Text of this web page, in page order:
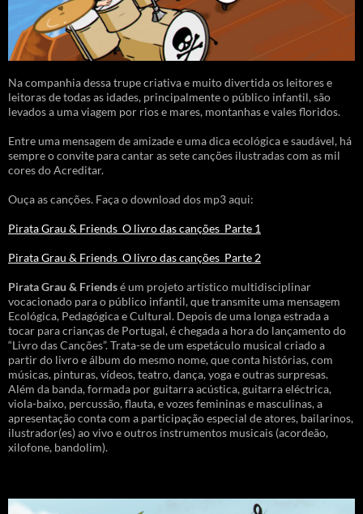
Na companhia dessa trupe criativa e muito divertida os leitores e
leitoras de todas as idades, principalmente o público infantil, são
levados a uma viagem por rios e mares, montanhas e vales floridos.
Entre uma mensagem de amizade e uma dica ecológica e saudável, há
sempre o convite para cantar as sete canções ilustradas com as mil
cores do Acreditar.
Ouça as canções. Faça o download dos mp3 aqui:
Pirata Grau & Friends_O livro das canções_Parte 1
Pirata Grau & Friends_O livro das canções_Parte 2
Pirata Grau & Friendsé um projeto artístico multidisciplinar
vocacionado para o público infantil, que transmite uma mensagem
Ecológica, Pedagógica e Cultural. Depois de uma longa estrada a
tocar para crianças de Portugal, é chegada a hora do lançamento do
“Livro das Canções”. Trata-se de um espetáculo musical criado a
partir do livro e álbum do mesmo nome, que conta histórias, com
músicas, pinturas, vídeos, teatro, dança, yoga e outras surpresas.
Além da banda, formada por guitarra acústica, guitarra eléctrica,
viola-baixo, percussão, flauta, e vozes femininas e masculinas, a
apresentação conta com a participação especial de atores, bailarinos,
ilustrador(es) ao vivo e outros instrumentos musicais (acordeão,
xilofone, bandolim).